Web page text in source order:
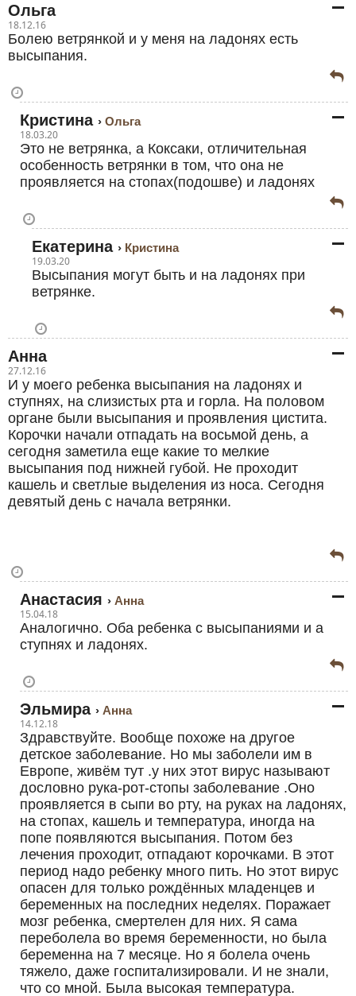
Ольга
18.12.16
Болею ветрянкой и у меня на ладонях есть
высыпания.
Кристина
Ольга
18.03.20
Это не ветрянка, а Коксаки, отличительная
особенность ветрянки в том, что она не
проявляется на стопах(подошве) и ладонях
Екатерина
Кристина
19.03.20
Высыпания могут быть и на ладонях при
ветрянке.
Анна
27.12.16
И у моего ребенка высыпания на ладонях и
ступнях, на слизистых рта и горла. На половом
органе были высыпания и проявления цистита.
Корочки начали отпадать на восьмой день, а
сегодня заметила еще какие то мелкие
высыпания под нижней губой. Не проходит
кашель и светлые выделения из носа. Сегодня
девятый день с начала ветрянки.
Анастасия
Анна
15.04.18
Аналогично. Оба ребенка с высыпаниями и а
ступнях и ладонях.
Эльмира
Анна
14.12.18
Здравствуйте. Вообще похоже на другое
детское заболевание. Но мы заболели им в
Европе, живём тут .у них этот вирус называют
дословно рука-рот-стопы заболевание .Оно
проявляется в сыпи во рту, на руках на ладонях,
на стопах, кашель и температура, иногда на
попе появляются высыпания. Потом без
лечения проходит, отпадают корочками. В этот
период надо ребенку много пить. Но этот вирус
опасен для только рождённых младенцев и
беременных на последних неделях. Поражает
мозг ребенка, смертелен для них. Я сама
переболела во время беременности, но была
беременна на 7 месяце. Но я болела очень
тяжело, даже госпитализировали. И не знали,
что со мной. Была высокая температура.